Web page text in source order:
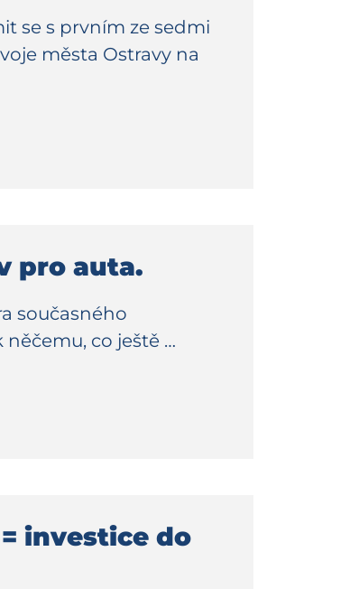
se s prvním ze sedmi
města Ostravy na
pro auta.
současného
co ještě …
investice do